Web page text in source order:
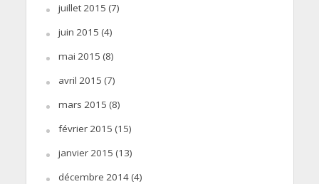
juillet 2015 (7)
juin 2015 (4)
mai 2015 (8)
avril 2015 (7)
mars 2015 (8)
février 2015 (15)
janvier 2015 (13)
décembre 2014(4)